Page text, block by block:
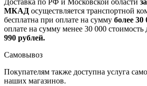
Доставка по РФ и Московской области
МКАД осуществляется транспортной
бесплатна при оплате на сумму более 30
оплате на сумму менее 30 000 стоимость
990 рублей.
Самовывоз
Покупателям также доступна услуга
наших магазинов.